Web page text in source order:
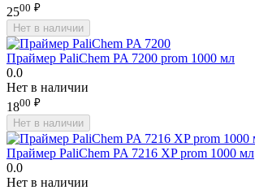
2500 ₽
Нет в наличии
Праймер PaliChem PA 7200 prom 1000 мл
0.0
Нет в наличии
1800 ₽
Нет в наличии
Праймер PaliChem PA 7216 XP prom 1000 мл
0.0
Нет в наличии